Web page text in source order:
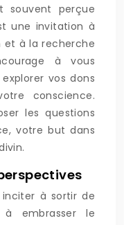
souvent perçue
une invitation à
et à la recherche
à vous
vos dons
conscience.
les questions
votre but dans
inciter à sortir de
embrasser le